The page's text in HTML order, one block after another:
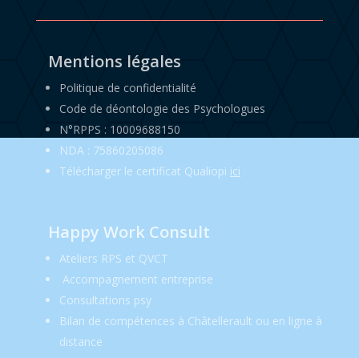
Mentions légales
Politique de confidentialité
Code de déontologie des Psychologues
N°RPPS : 10009688150
NDA : 75860205086
Télécharger le certificat Qualiopi ici
Happy Work Consult
Ateliers RPS et QVCT
Accompagnement entreprise
Consultations psy
Bilan de compétences à Châtellerault ou en ligne à
distance